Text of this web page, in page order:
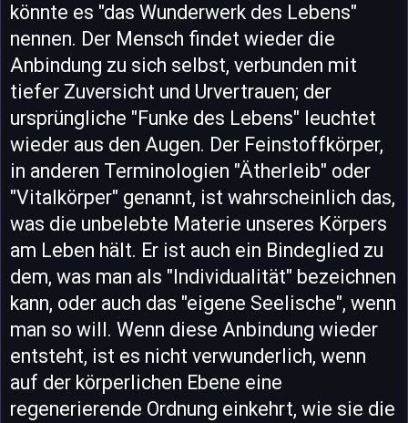
könnte es "das Wunderwerk des Lebens"
nennen. Der Mensch findet wieder die
Anbindung zu sich selbst, verbunden mit
tiefer Zuversicht und Urvertrauen; der
ursprüngliche "Funke des Lebens" leuchtet
wieder aus den Augen. Der Feinstoffkörper,
in anderen Terminologien "Ätherleib" oder
"Vitalkörper" genannt, ist wahrscheinlich das,
was die unbelebte Materie unseres Körpers
am Leben hält. Er ist auch ein Bindeglied zu
dem, was man als "Individualität" bezeichnen
kann, oder auch das "eigene Seelische", wenn
man so will. Wenn diese Anbindung wieder
entsteht, ist es nicht verwunderlich, wenn
auf der körperlichen Ebene eine
regenerierende Ordnung einkehrt, wie sie die